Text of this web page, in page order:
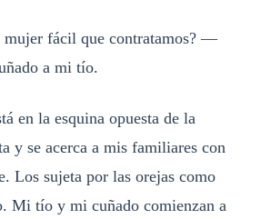
fácil que contratamos? —
a mi tío.
en la esquina opuesta de la
y se acerca a mis familiares con
Los sujeta por las orejas como
Mi tío y mi cuñado comienzan a